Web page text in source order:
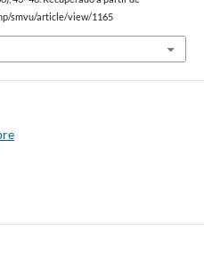
smvu/article/view/1165